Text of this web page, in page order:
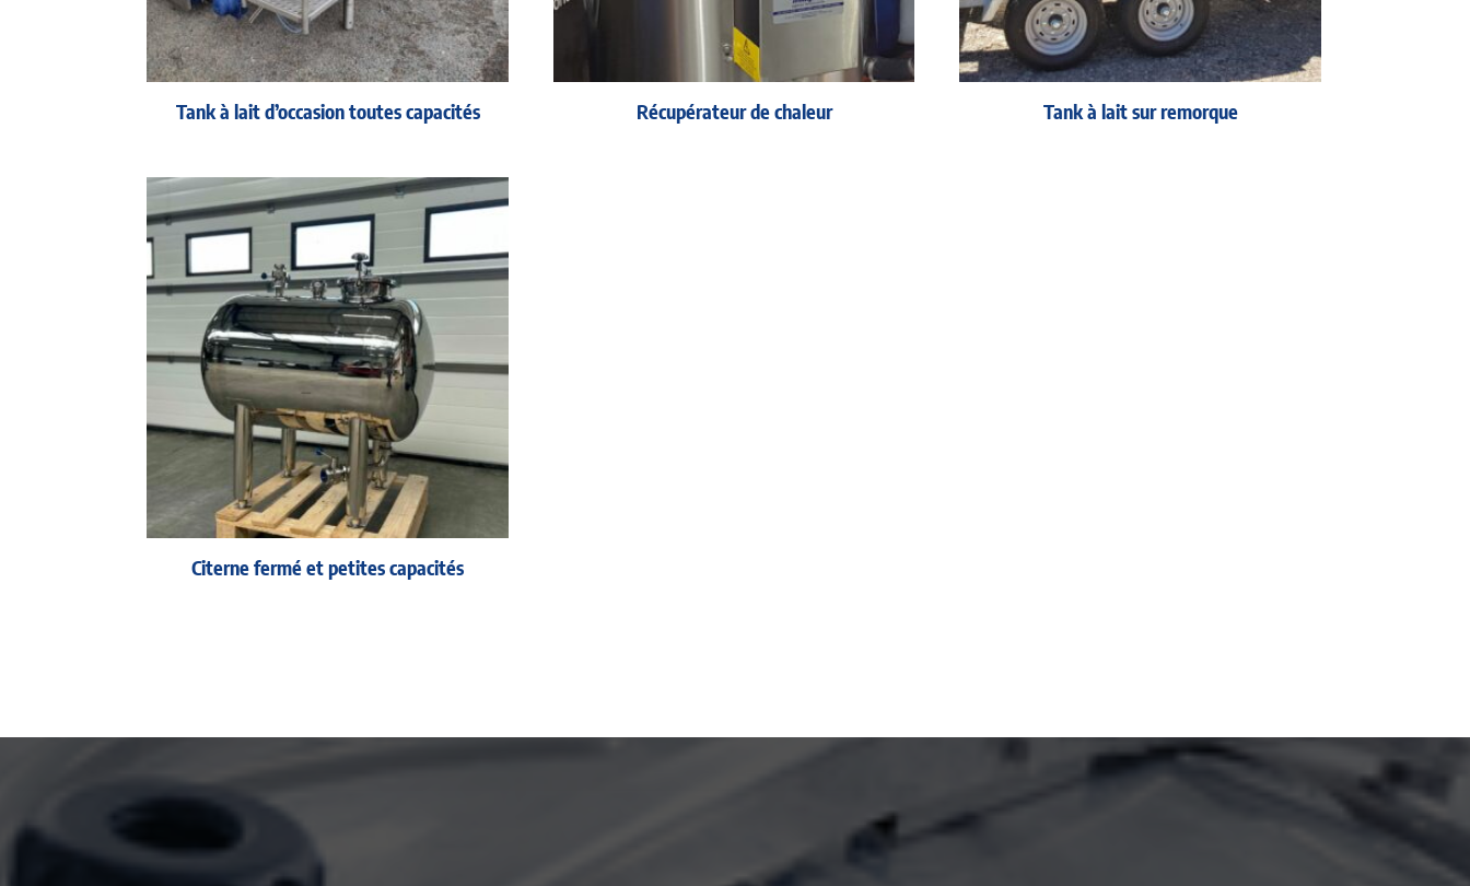
Tank à lait d’occasion toutes capacités Récupérateur de chaleur Tank à lait sur remorque
Citerne fermé et petites capacités